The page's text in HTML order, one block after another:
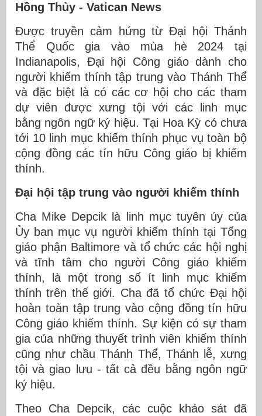
Hồng Thủy - Vatican News
Được truyền cảm hứng từ Đại hội Thánh
Thể Quốc gia vào mùa hè 2024 tại
Indianapolis, Đại hội Công giáo dành cho
người khiếm thính tập trung vào Thánh Thể
và đặc biệt là có các cơ hội cho các tham
dự viên được xưng tội với các linh mục
bằng ngôn ngữ ký hiệu. Tại Hoa Kỳ có chưa
tới 10 linh mục khiếm thính phục vụ toàn bộ
cộng đồng các tín hữu Công giáo bị khiếm
thính.
Đại hội tập trung vào người khiếm thính
Cha Mike Depcik là linh mục tuyên úy của
Ủy ban mục vụ người khiếm thính tại Tổng
giáo phận Baltimore và tổ chức các hội nghị
và tĩnh tâm cho người Công giáo khiếm
thính, là một trong số ít linh mục khiếm
thính trên thế giới. Cha đã tổ chức Đại hội
hoàn toàn tập trung vào cộng đồng tín hữu
Công giáo khiếm thính. Sự kiện có sự tham
gia của những thuyết trình viên khiếm thính
cũng như chầu Thánh Thể, Thánh lễ, xưng
tội và giao lưu - tất cả đều bằng ngôn ngữ
ký hiệu.
Theo Cha Depcik, các cuộc khảo sát đã